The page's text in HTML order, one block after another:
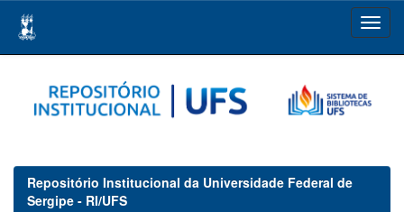
navigation
Repositório Institucional da Universidade Federal de
Sergipe - RI/UFS